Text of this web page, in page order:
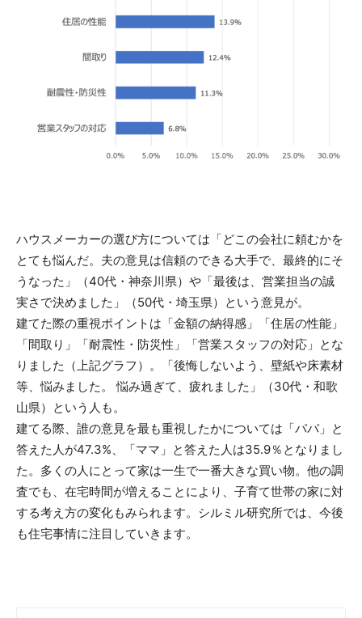
ハウスメーカーの選び方については「どこの会社に頼むかを
とても悩んだ。夫の意見は信頼のできる大手で、最終的にそ
うなった」（40代・神奈川県）や「最後は、営業担当の誠
実さで決めました」（50代・埼玉県）という意見が。
建てた際の重視ポイントは「金額の納得感」「住居の性能」
「間取り」「耐震性・防災性」「営業スタッフの対応」とな
りました（上記グラフ）。「後悔しないよう、壁紙や床素材
等、悩みました。 悩み過ぎて、疲れました」（30代・和歌
山県）という人も。
建てる際、誰の意見を最も重視したかについては「パパ」と
答えた人が47.3%、「ママ」と答えた人は35.9％となりまし
た。多くの人にとって家は一生で一番大きな買い物。他の調
査でも、在宅時間が増えることにより、子育て世帯の家に対
する考え方の変化もみられます。シルミル研究所では、今後
も住宅事情に注目していきます。